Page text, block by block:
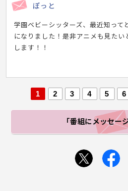
ぽっと
学園ベビーシッターズ、最近知って
になりました！是非アニメも見たい
します！！
1 2 3 4 5 6
「番組にメッセー